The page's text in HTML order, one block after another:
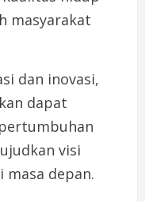
masyarakat
dan inovasi,
dapat
visi
masa depan.